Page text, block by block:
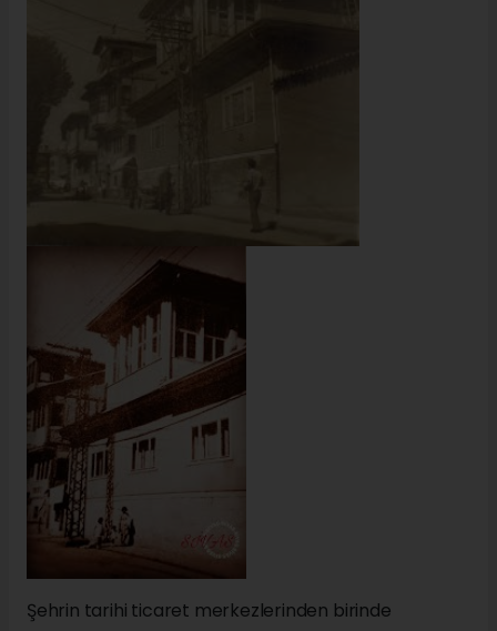
Şehrin tarihi ticaret merkezlerinden birinde